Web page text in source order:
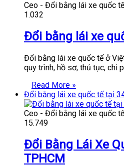
Ceo - Đổi bằng lái xe quốc tế
1.032
Đổi bằng lái xe
Đổi bằng lái xe quốc tế ở
quy trình, hồ sơ, thủ tục, chi
Read More »
Đổi bằng lái xe quốc tế tại
Ceo - Đổi bằng lái xe quốc tế
15.749
Đổi Bằng Lái Xe
TPHCM